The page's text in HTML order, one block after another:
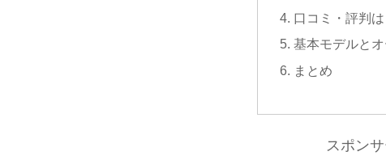
口コミ・評判は
基本モデルと
まとめ
スポン